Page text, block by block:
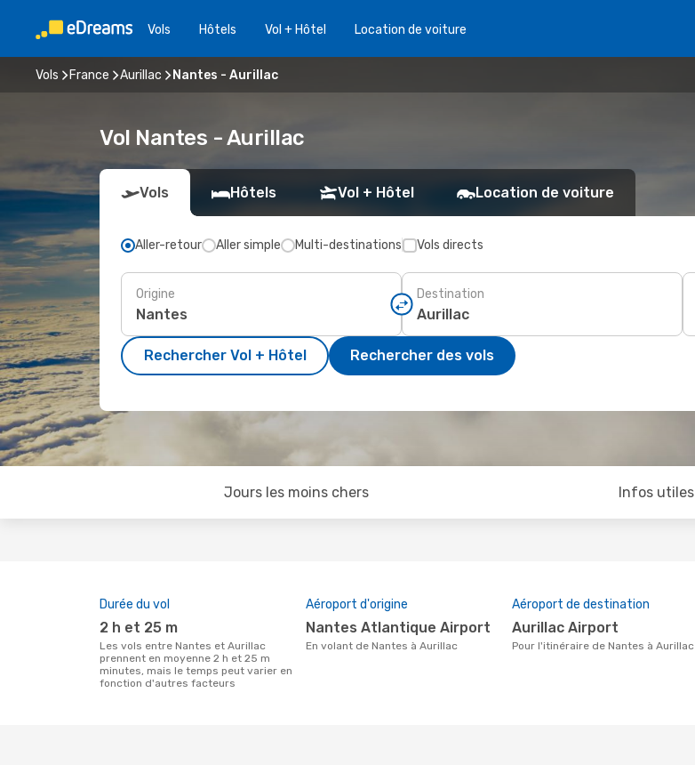
Vols Hôtels Vol + Hôtel Location de voiture
Vols France Aurillac Nantes - Aurillac
Vol Nantes - Aurillac
Vols Hôtels Vol + Hôtel Location de voiture
Aller-retour Aller simple Multi-destinations Vols directs
Origine Destination
Rechercher Vol + Hôtel Rechercher des vols
Jours les moins chers Infos utiles
Durée du vol
2 h et 25 m
Les vols entre Nantes et Aurillac
prennent en moyenne 2 h et 25 m
minutes, mais le temps peut varier en
fonction d'autres facteurs
Aéroport d'origine
Nantes Atlantique Airport
En volant de Nantes à Aurillac
Aéroport de destination
Aurillac Airport
Pour l'itinéraire de Nantes à Aurillac